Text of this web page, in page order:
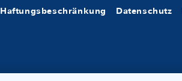
Haftungsbeschränkung Datenschutz